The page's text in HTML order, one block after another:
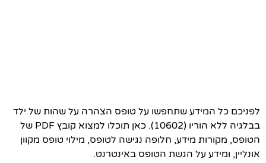
לפניכם כל המידע שתחפשו על טופס הצהרה על שהות של ילד
בבלגיה ללא הוריו (10602). כאן תוכלו למצוא קובץ PDF של
הטופס, מקורות מידע, חלופה נגישה לטופס, מילוי טופס מקוון
אונליין, ומידע על הגשת הטופס באינטרנט.